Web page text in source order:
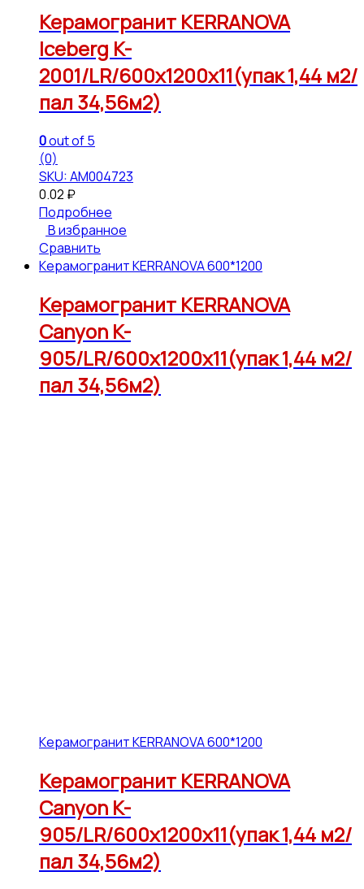
Керамогранит KERRANOVA
Iceberg K-
2001/LR/600x1200x11(упак 1,44 м2/
пал 34,56м2)
0out of 5
(0)
SKU: АМ004723
0.02 ₽
Подробнее
В избранное
Сравнить
Керамогранит KERRANOVA 600*1200
Керамогранит KERRANOVA
Canyon K-
905/LR/600x1200x11(упак 1,44 м2/
пал 34,56м2)
Керамогранит KERRANOVA 600*1200
Керамогранит KERRANOVA
Canyon K-
905/LR/600x1200x11(упак 1,44 м2/
пал 34,56м2)